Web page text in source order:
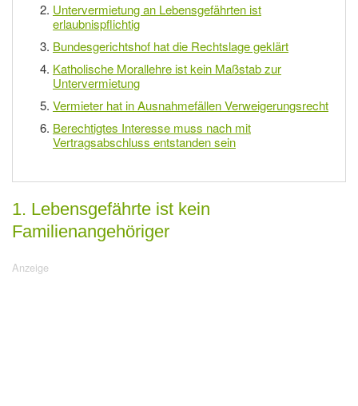
Untervermietung an Lebensgefährten ist
erlaubnispflichtig
Bundesgerichtshof hat die Rechtslage geklärt
Katholische Morallehre ist kein Maßstab zur
Untervermietung
Vermieter hat in Ausnahmefällen Verweigerungsrecht
Berechtigtes Interesse muss nach mit
Vertragsabschluss entstanden sein
1. Lebensgefährte ist kein
Familienangehöriger